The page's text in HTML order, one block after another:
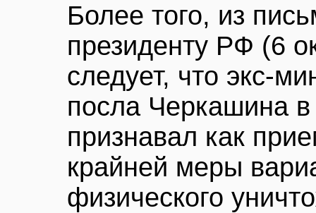
Более того, из
президенту РФ (6
следует, что экс-
посла Черкашина в
признавал как
крайней меры
физического